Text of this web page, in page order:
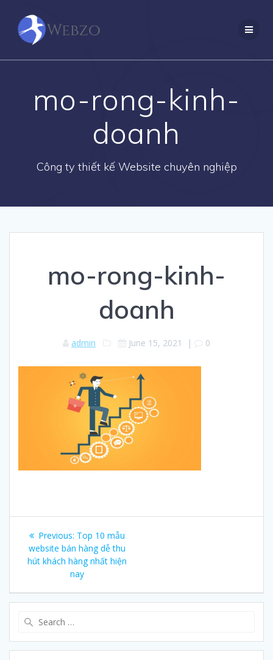
mo-rong-kinh-
doanh
Công ty thiết kế Website chuyên nghiệp
mo-rong-kinh-
doanh
admin June 15, 2021 | 0
Post
navigation
Previous: Previous
post:
Top 10 mẫu
website bán hàng dễ thu
hút khách hàng nhất hiện
nay